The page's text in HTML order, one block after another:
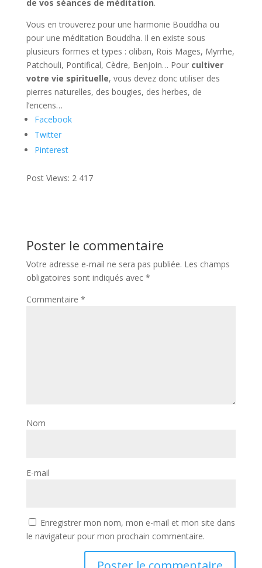
de vos séances de méditation.
Vous en trouverez pour une harmonie Bouddha ou
pour une méditation Bouddha. Il en existe sous
plusieurs formes et types : oliban, Rois Mages, Myrrhe,
Patchouli, Pontifical, Cèdre, Benjoin… Pour cultiver
votre vie spirituelle, vous devez donc utiliser des
pierres naturelles, des bougies, des herbes, de
l’encens…
Facebook
Twitter
Pinterest
Post Views: 2 417
Poster le commentaire
Votre adresse e-mail ne sera pas publiée. Les champs
obligatoires sont indiqués avec *
Commentaire *
Nom
E-mail
Enregistrer mon nom, mon e-mail et mon site dans
le navigateur pour mon prochain commentaire.